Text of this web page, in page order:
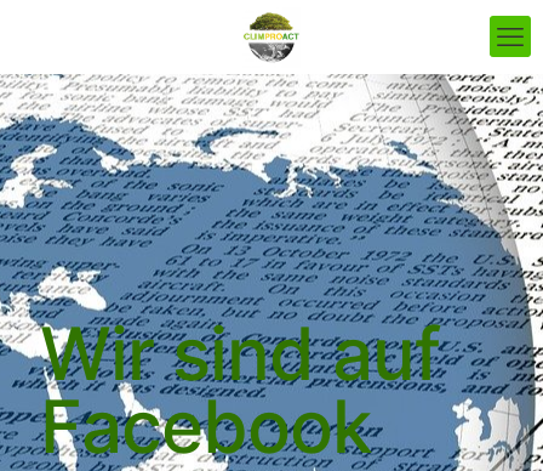
Wir sind auf
Facebook